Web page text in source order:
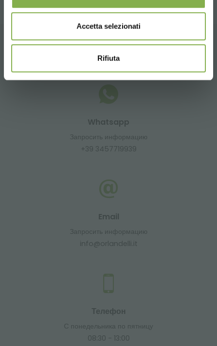
Accetta selezionati
Rifiuta
ГЛАВНАЯ
Whatsapp
Запросить информацию
+39 3457719939
Email
Запросить информацию
info@orlandelli.it
Телефон
С понедельника по пятницу
08:30 - 13:00